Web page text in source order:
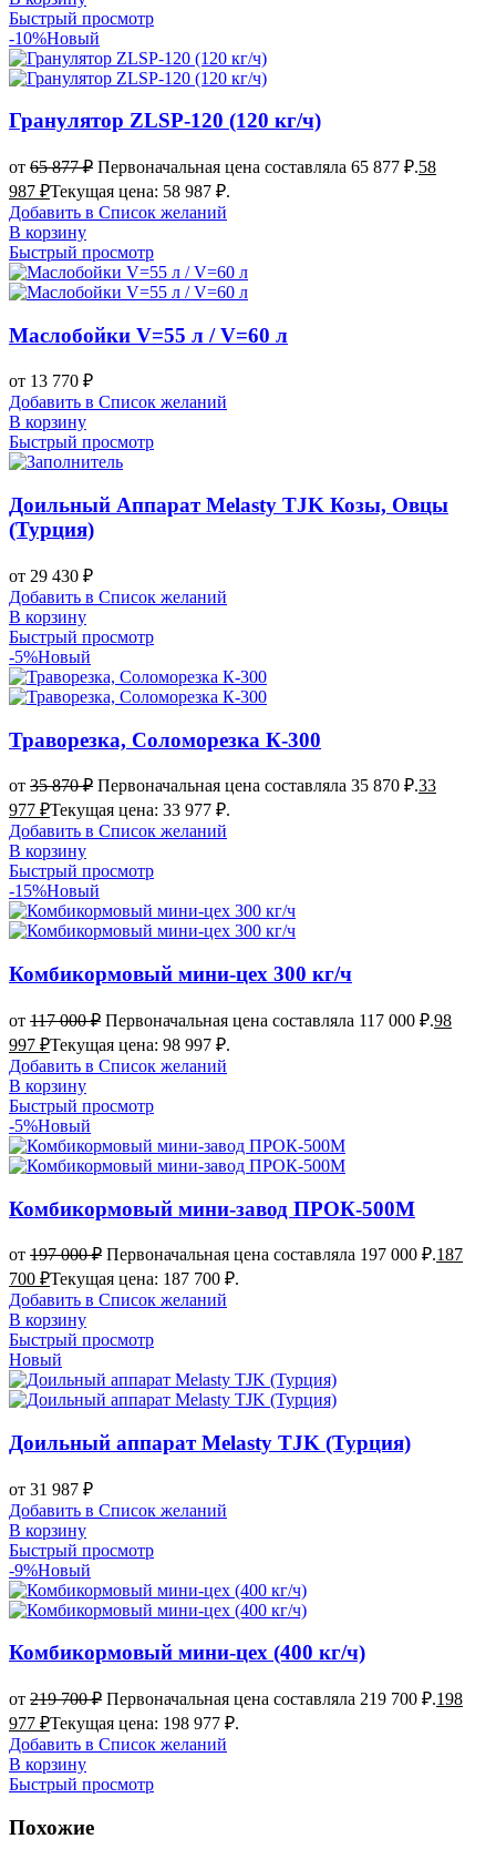
Быстрый просмотр
-10%Новый
Гранулятор ZLSP-120 (120 кг/ч)
от 65 877₽ Первоначальная цена составляла 65 877 ₽.58
987 ₽Текущая цена: 58 987 ₽.
Добавить в Список желаний
В корзину
Быстрый просмотр
Маслобойки V=55 л / V=60 л
от 13 770 ₽
Добавить в Список желаний
В корзину
Быстрый просмотр
Доильный Аппарат Melasty TJK Козы, Овцы
(Турция)
от 29 430 ₽
Добавить в Список желаний
В корзину
Быстрый просмотр
-5%Новый
Траворезка, Соломорезка К-300
от 35 870₽ Первоначальная цена составляла 35 870 ₽.33
977 ₽Текущая цена: 33 977 ₽.
Добавить в Список желаний
В корзину
Быстрый просмотр
-15%Новый
Комбикормовый мини-цех 300 кг/ч
от 117 000₽ Первоначальная цена составляла 117 000 ₽.98
997 ₽Текущая цена: 98 997 ₽.
Добавить в Список желаний
В корзину
Быстрый просмотр
-5%Новый
Комбикормовый мини-завод ПРОК-500М
от 197 000₽ Первоначальная цена составляла 197 000 ₽.187
700 ₽Текущая цена: 187 700 ₽.
Добавить в Список желаний
В корзину
Быстрый просмотр
Новый
Доильный аппарат Melasty TJK (Турция)
от 31 987 ₽
Добавить в Список желаний
В корзину
Быстрый просмотр
-9%Новый
Комбикормовый мини-цех (400 кг/ч)
от 219 700₽ Первоначальная цена составляла 219 700 ₽.198
977 ₽Текущая цена: 198 977 ₽.
Добавить в Список желаний
В корзину
Быстрый просмотр
Похожие